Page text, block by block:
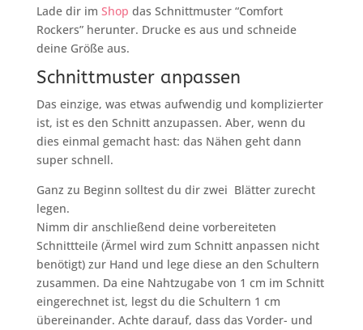
Lade dir im Shop das Schnittmuster “Comfort
Rockers” herunter. Drucke es aus und schneide
deine Größe aus.
Schnittmuster anpassen
Das einzige, was etwas aufwendig und komplizierter
ist, ist es den Schnitt anzupassen. Aber, wenn du
dies einmal gemacht hast: das Nähen geht dann
super schnell.
Ganz zu Beginn solltest du dir zwei Blätter zurecht
legen.
Nimm dir anschließend deine vorbereiteten
Schnittteile (Ärmel wird zum Schnitt anpassen nicht
benötigt) zur Hand und lege diese an den Schultern
zusammen. Da eine Nahtzugabe von 1 cm im Schnitt
eingerechnet ist, legst du die Schultern 1 cm
übereinander. Achte darauf, dass das Vorder- und